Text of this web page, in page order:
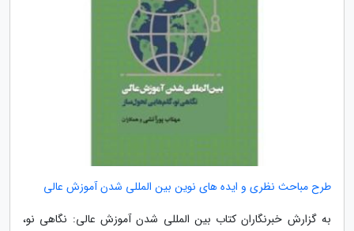
طرح مباحث نظری و ایده های نوین بین المللی شدن آموزش عالی
به گزارش خبرنگاران کتاب بین المللی شدن آموزش عالی: نگاهی نو،